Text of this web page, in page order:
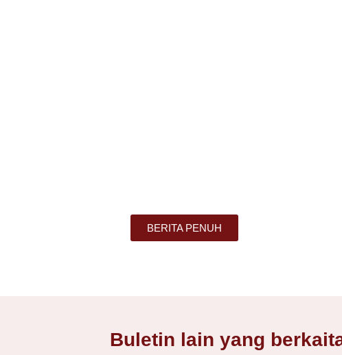
BERITA PENUH
Buletin lain yang